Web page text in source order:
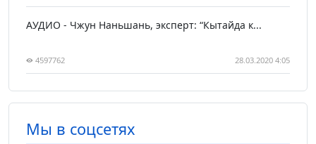
АУДИО - Чжун Наньшань, эксперт: “Кытайда к...
4597762 28.03.2020 4:05
Мы в соцсетях